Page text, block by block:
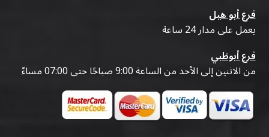
فرع أبو هيل
يعمل على مدار 24 ساعة
فرع أبوظبي
من الاثنين إلى الأحد من الساعة 9:00 صباحًا حتى 07:00 مساءً